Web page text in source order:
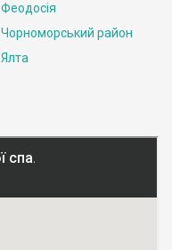
Феодосія
Чорноморський район
Ялта